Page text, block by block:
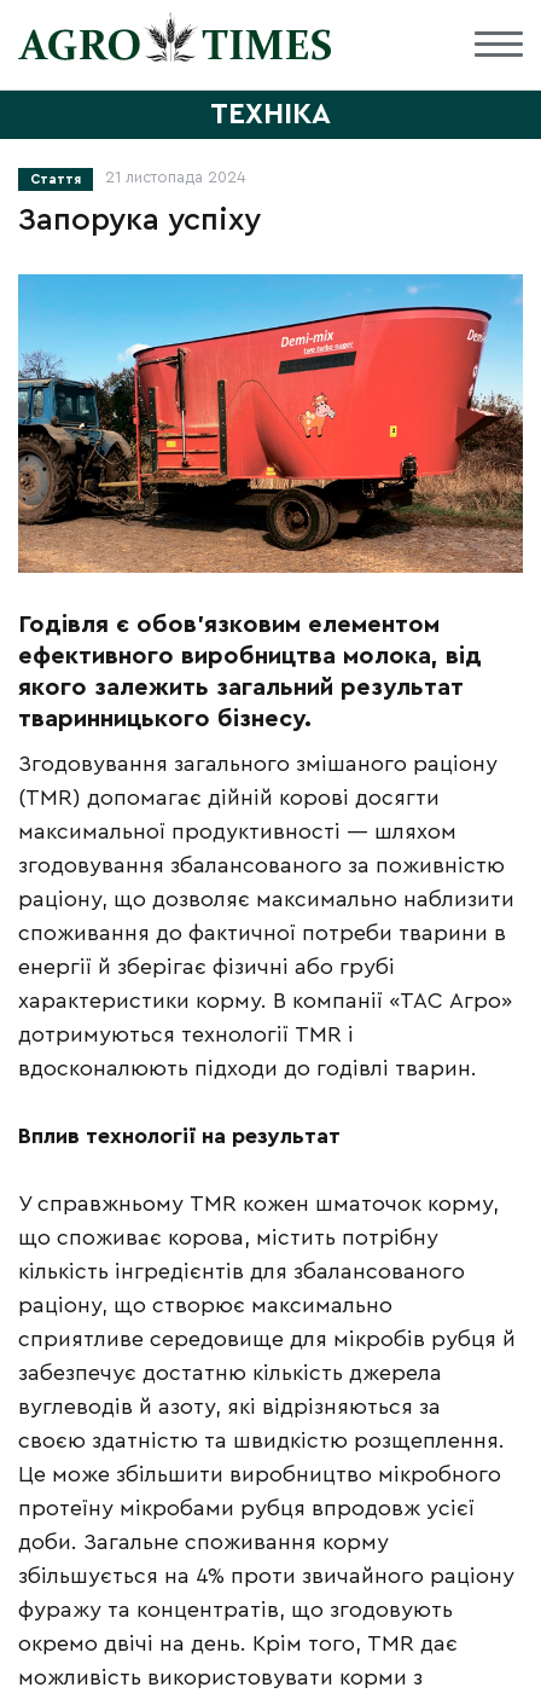
ТЕХНІКА
Стаття 21 листопада 2024
Запорука успіху
Годівля є обов’язковим елементом
ефективного виробництва молока, від
якого залежить загальний результат
тваринницького бізнесу.
Згодовування загального змішаного раціону
(TMR) допомагає дійній корові досягти
максимальної продуктивності — шляхом
згодовування збалансованого за поживністю
раціону, що дозволяє максимально наблизити
споживання до фактичної потреби тварини в
енергії й зберігає фізичні або грубі
характеристики корму. В компанії «ТАС Агро»
дотримуються технології TMR і
вдосконалюють підходи до годівлі тварин.
Вплив технології на результат
У справжньому TMR кожен шматочок корму,
що споживає корова, містить потрібну
кількість інгредієнтів для збалансованого
раціону, що створює максимально
сприятливе середовище для мікробів рубця й
забезпечує достатню кількість джерела
вуглеводів й азоту, які відрізняються за
своєю здатністю та швидкістю розщеплення.
Це може збільшити виробництво мікробного
протеїну мікробами рубця впродовж усієї
доби. Загальне споживання корму
збільшується на 4% проти звичайного раціону
фуражу та концентратів, що згодовують
окремо двічі на день. Крім того, TMR дає
можливість використовувати корми з